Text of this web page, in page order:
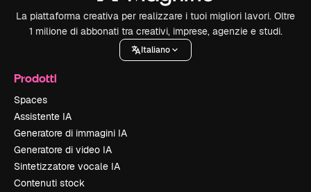
La piattaforma creativa per realizzare i tuoi migliori lavori. Oltre
1 milione di abbonati tra creativi, imprese, agenzie e studi.
Italiano
Prodotti
Spaces
Assistente IA
Generatore di immagini IA
Generatore di video IA
Sintetizzatore vocale IA
Contenuti stock